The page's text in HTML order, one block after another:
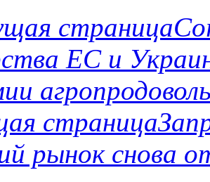
страница
ЕС и
страница
рынок снова